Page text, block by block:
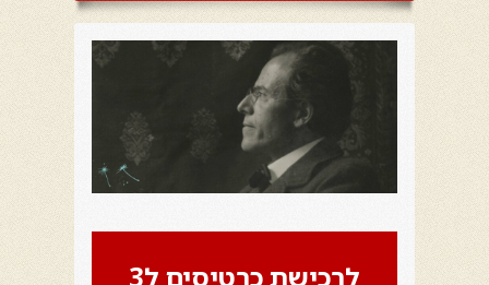
לרכישת כרטיסים ל3